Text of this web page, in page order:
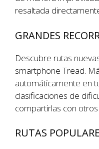
resaltada
GRANDES
Descubre rutas
smartphone Tread.
automáticamente en
clasificaciones de
compartirlas con
RUTAS